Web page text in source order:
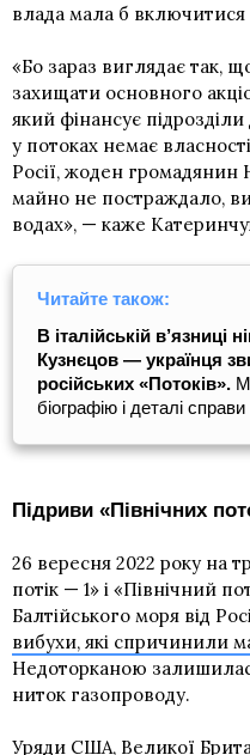
влада мала б
«Бо зараз виглядає так,
захищати основного
який фінансує
у потоках немає
Росії, жоден
майно не постраждало,
водах», — каже
Читайте також:
В італійській в’язниці
Кузнєцов — українця
російських «Потоків».
біографію і деталі
Підриви «Північних
26 вересня 2022 року на
потік — 1» і «Північний
Балтійського моря від
вибухи, які спричинили
Недоторканою
ниток газопроводу.
Уряди США, Великої